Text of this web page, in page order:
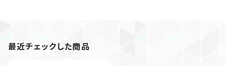
最近チェックした商品